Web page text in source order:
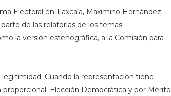
Electoral en Tlaxcala, Maximino Hernández
de las relatorías de los temas
la versión estenográfica, a la Comisión para
legitimidad: Cuando la representación tiene
Elección Democrática y por Mérito